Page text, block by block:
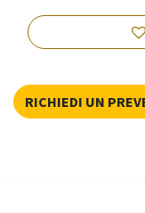
RICHIEDI UN